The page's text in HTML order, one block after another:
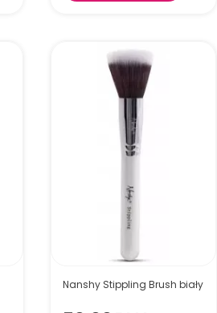
Nanshy Stippling Brush biały